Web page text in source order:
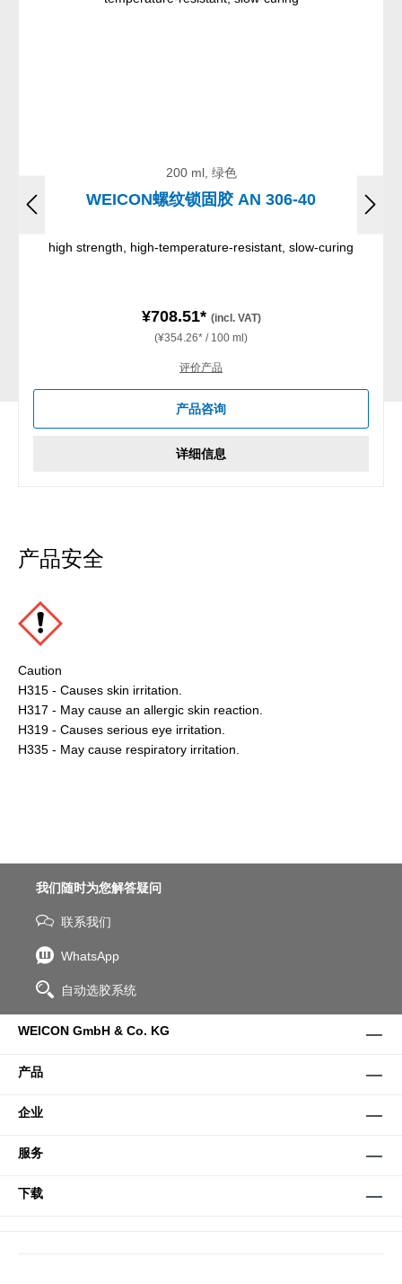
200 ml, 绿色
WEICON螺纹锁固胶 AN 306-40
high strength, high-temperature-resistant, slow-curing
¥708.51* (incl. VAT)
(¥354.26* / 100 ml)
评价产品
产品咨询
详细信息
产品安全
Caution
H315 - Causes skin irritation.
H317 - May cause an allergic skin reaction.
H319 - Causes serious eye irritation.
H335 - May cause respiratory irritation.
我们随时为您解答疑问
联系我们
WhatsApp
自动选胶系统
WEICON GmbH & Co. KG
产品
企业
服务
下载